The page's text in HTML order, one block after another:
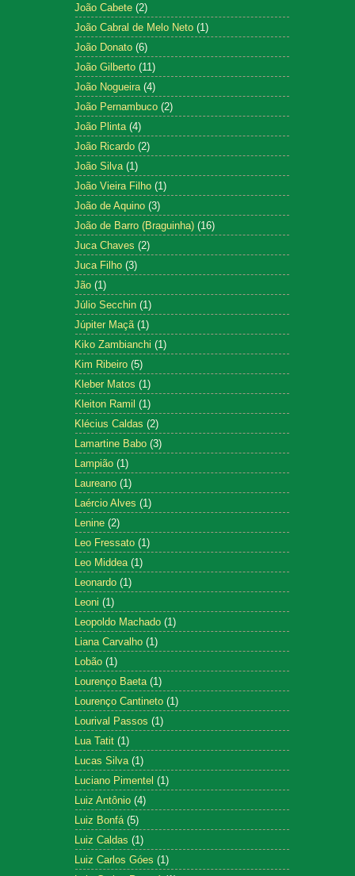
João Cabete (2)
João Cabral de Melo Neto (1)
João Donato (6)
João Gilberto (11)
João Nogueira (4)
João Pernambuco (2)
João Plinta (4)
João Ricardo (2)
João Silva (1)
João Vieira Filho (1)
João de Aquino (3)
João de Barro (Braguinha) (16)
Juca Chaves (2)
Juca Filho (3)
Jão (1)
Júlio Secchin (1)
Júpiter Maçã (1)
Kiko Zambianchi (1)
Kim Ribeiro (5)
Kleber Matos (1)
Kleiton Ramil (1)
Klécius Caldas (2)
Lamartine Babo (3)
Lampião (1)
Laureano (1)
Laércio Alves (1)
Lenine (2)
Leo Fressato (1)
Leo Middea (1)
Leonardo (1)
Leoni (1)
Leopoldo Machado (1)
Liana Carvalho (1)
Lobão (1)
Lourenço Baeta (1)
Lourenço Cantineto (1)
Lourival Passos (1)
Lua Tatit (1)
Lucas Silva (1)
Luciano Pimentel (1)
Luiz Antônio (4)
Luiz Bonfá (5)
Luiz Caldas (1)
Luiz Carlos Góes (1)